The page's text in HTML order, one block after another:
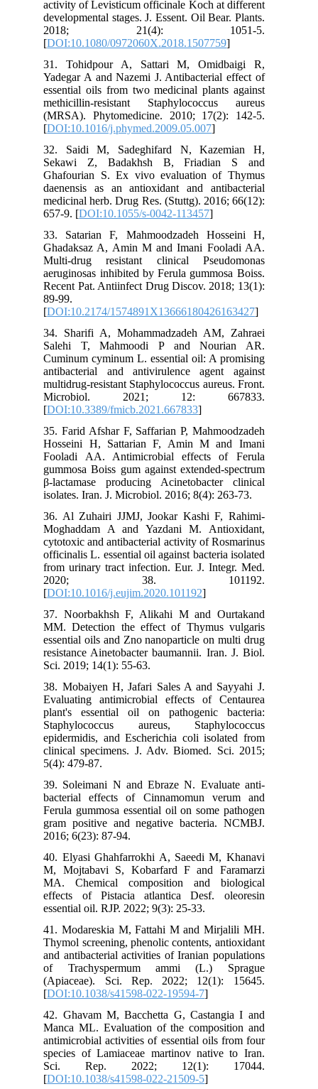
activity of Levisticum officinale Koch at different
developmental stages. J. Essent. Oil Bear. Plants.
2018; 21(4): 1051-5.
[DOI:10.1080/0972060X.2018.1507759
31. Tohidpour A, Sattari M, Omidbaigi R,
Yadegar A and Nazemi J. Antibacterial effect of
essential oils from two medicinal plants against
methicillin-resistant Staphylococcus aureus
(MRSA). Phytomedicine. 2010; 17(2): 142-5.
[DOI:10.1016/j.phymed.2009.05.007
32. Saidi M, Sadeghifard N, Kazemian H,
Sekawi Z, Badakhsh B, Friadian S and
Ghafourian S. Ex vivo evaluation of Thymus
daenensis as an antioxidant and antibacterial
medicinal herb. Drug Res. (Stuttg). 2016; 66(12):
657-9. [DOI:10.1055/s-0042-113457
33. Satarian F, Mahmoodzadeh Hosseini H,
Ghadaksaz A, Amin M and Imani Fooladi AA.
Multi-drug resistant clinical Pseudomonas
aeruginosas inhibited by Ferula gummosa Boiss.
Recent Pat. Antiinfect Drug Discov. 2018; 13(1):
89-99.
[DOI:10.2174/1574891X13666180426163427
34. Sharifi A, Mohammadzadeh AM, Zahraei
Salehi T, Mahmoodi P and Nourian AR.
Cuminum cyminum L. essential oil: A promising
antibacterial and antivirulence agent against
multidrug-resistant Staphylococcus aureus. Front.
Microbiol. 2021; 12: 667833.
[DOI:10.3389/fmicb.2021.667833
35. Farid Afshar F, Saffarian P, Mahmoodzadeh
Hosseini H, Sattarian F, Amin M and Imani
Fooladi AA. Antimicrobial effects of Ferula
gummosa Boiss gum against extended-spectrum
β-lactamase producing Acinetobacter clinical
isolates. Iran. J. Microbiol. 2016; 8(4): 263-73.
36. Al Zuhairi JJMJ, Jookar Kashi F, Rahimi-
Moghaddam A and Yazdani M. Antioxidant,
cytotoxic and antibacterial activity of Rosmarinus
officinalis L. essential oil against bacteria isolated
from urinary tract infection. Eur. J. Integr. Med.
2020; 38. 101192.
[DOI:10.1016/j.eujim.2020.101192
37. Noorbakhsh F, Alikahi M and Ourtakand
MM. Detection the effect of Thymus vulgaris
essential oils and Zno nanoparticle on multi drug
resistance Ainetobacter baumannii. Iran. J. Biol.
Sci. 2019; 14(1): 55-63.
38. Mobaiyen H, Jafari Sales A and Sayyahi J.
Evaluating antimicrobial effects of Centaurea
plant's essential oil on pathogenic bacteria:
Staphylococcus aureus, Staphylococcus
epidermidis, and Escherichia coli isolated from
clinical specimens. J. Adv. Biomed. Sci. 2015;
5(4): 479-87.
39. Soleimani N and Ebraze N. Evaluate anti-
bacterial effects of Cinnamomun verum and
Ferula gummosa essential oil on some pathogen
gram positive and negative bacteria. NCMBJ.
2016; 6(23): 87-94.
40. Elyasi Ghahfarrokhi A, Saeedi M, Khanavi
M, Mojtabavi S, Kobarfard F and Faramarzi
MA. Chemical composition and biological
effects of Pistacia atlantica Desf. oleoresin
essential oil. RJP. 2022; 9(3): 25-33.
41. Modareskia M, Fattahi M and Mirjalili MH.
Thymol screening, phenolic contents, antioxidant
and antibacterial activities of Iranian populations
of Trachyspermum ammi (L.) Sprague
(Apiaceae). Sci. Rep. 2022; 12(1): 15645.
[DOI:10.1038/s41598-022-19594-7
42. Ghavam M, Bacchetta G, Castangia I and
Manca ML. Evaluation of the composition and
antimicrobial activities of essential oils from four
species of Lamiaceae martinov native to Iran.
Sci. Rep. 2022; 12(1): 17044.
[DOI:10.1038/s41598-022-21509-5